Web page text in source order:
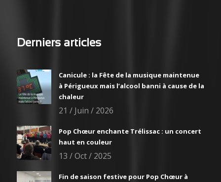
Derniers articles
Canicule : la Fête de la musique maintenue
à Périgueux mais l’alcool banni à cause de la
chaleur
21 / Juin / 2026
Pop Chœur enchante Trélissac : un concert
haut en couleur
13 / Oct / 2025
Fin de saison festive pour Pop Chœur à